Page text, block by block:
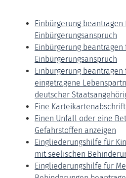
Einbürgerung
Einbürgerungsanspruch
Einbürgerung
Einbürgerungsanspruch
Einbürgerung
eingetragene
deutscher
Eine
Einen Unfall oder eine
Gefahrstoffen anzeigen
Eingliederungshilfe für
mit seelischen
Eingliederungshilfe für